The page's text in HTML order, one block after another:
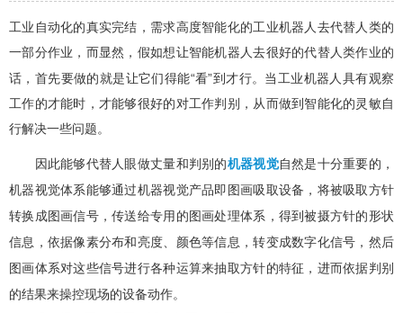
工业自动化的真实完结，需求高度智能化的工业机器人去代替人类的
一部分作业，而显然，假如想让智能机器人去很好的代替人类作业的
话，首先要做的就是让它们得能“看”到才行。当工业机器人具有观察
工作的才能时，才能够很好的对工作判别，从而做到智能化的灵敏自
行解决一些问题。
因此能够代替人眼做丈量和判别的机器视觉自然是十分重要的，
机器视觉体系能够通过机器视觉产品即图画吸取设备，将被吸取方针
转换成图画信号，传送给专用的图画处理体系，得到被摄方针的形状
信息，依据像素分布和亮度、颜色等信息，转变成数字化信号，然后
图画体系对这些信号进行各种运算来抽取方针的特征，进而依据判别
的结果来操控现场的设备动作。